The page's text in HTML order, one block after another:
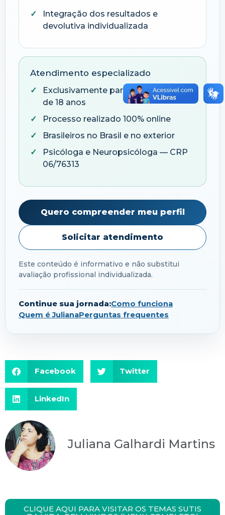
Integração dos resultados e
devolutiva individualizada
Atendimento especializado
Exclusivamente para adultos, a partir
de 18 anos
Processo realizado 100% online
Brasileiros no Brasil e no exterior
Psicóloga e Neuropsicóloga — CRP
06/76313
Quero compreender meu perfil
Solicitar atendimento
Este conteúdo é informativo e não substitui
avaliação profissional individualizada.
Continue sua jornada:Como funciona
Quem é JulianaPerguntas frequentes
Facebook Twitter
LinkedIn
Juliana Galhardi Martins
CLIQUE AQUI PARA VISITAR OS TEMAS SUTIS